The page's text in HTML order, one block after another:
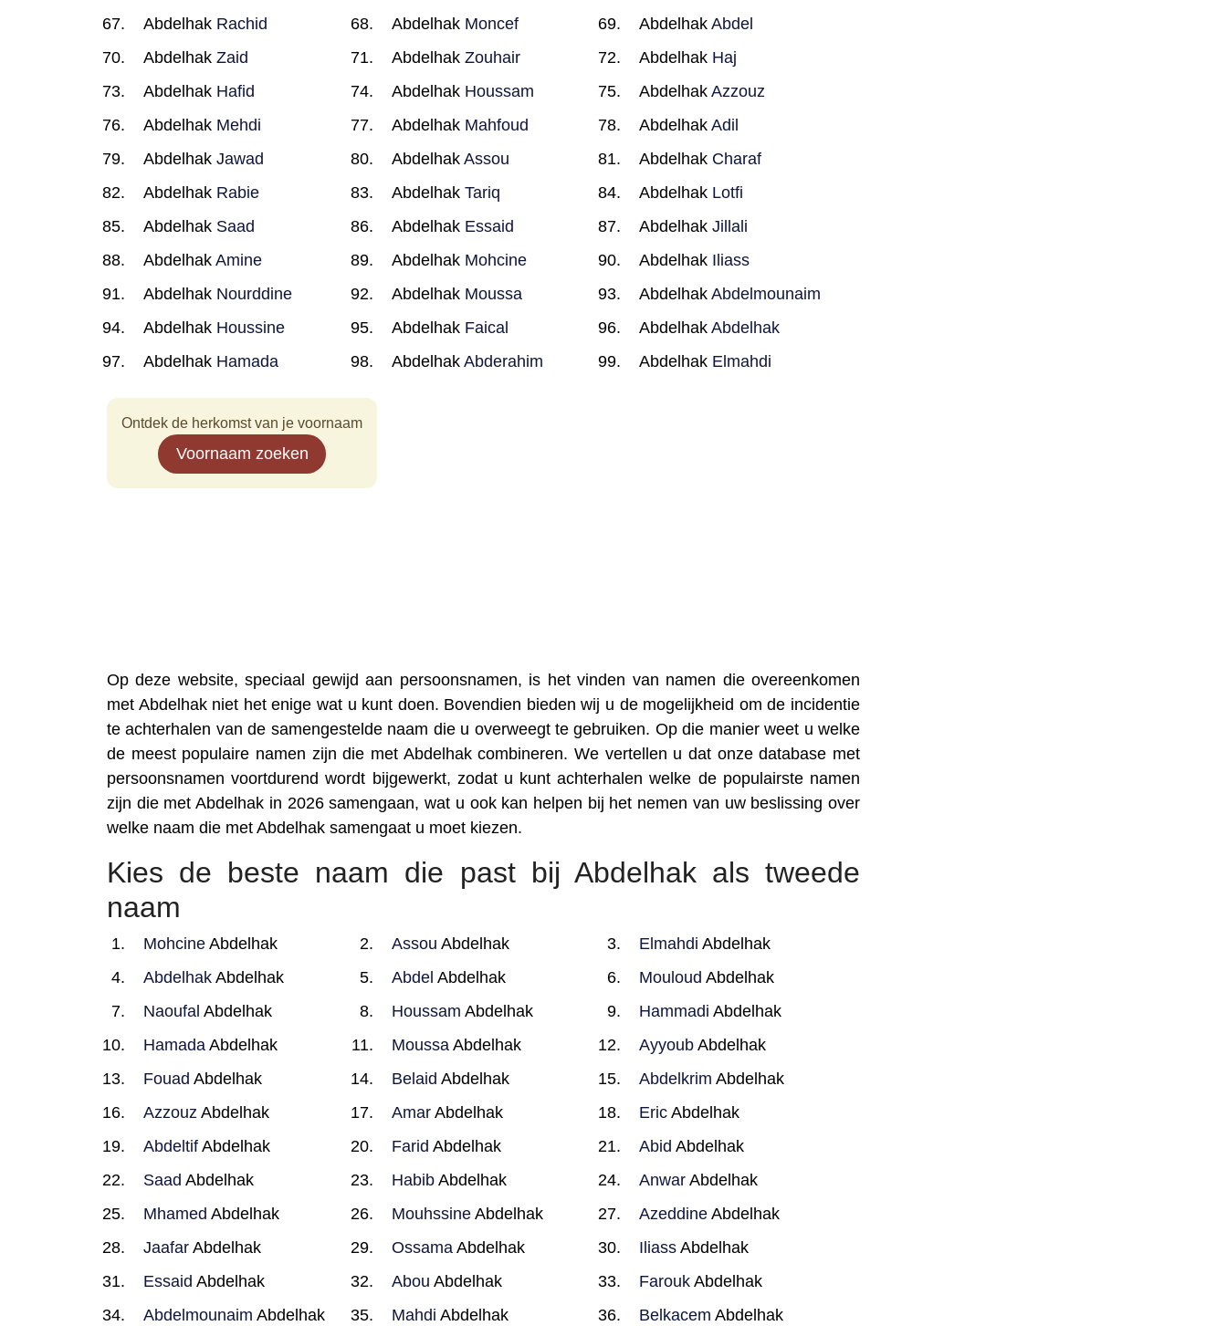
Abdelhak Rachid Abdelhak Moncef AbdelhakAbdel
Abdelhak Zaid Abdelhak Zouhair Abdelhak Haj
Abdelhak Hafid Abdelhak Houssam AbdelhakAzzouz
Abdelhak Mehdi Abdelhak Mahfoud AbdelhakAdil
Abdelhak Jawad Abdelhak Assou Abdelhak Charaf
Abdelhak Rabie Abdelhak Tariq Abdelhak Lotfi
Abdelhak Saad Abdelhak Essaid AbdelhakJillali
Abdelhak Amine Abdelhak Mohcine Abdelhak Iliass
Abdelhak Nourddine Abdelhak Moussa AbdelhakAbdelmounaim
Abdelhak Houssine Abdelhak Faical AbdelhakAbdelhak
Abdelhak Hamada Abdelhak Abderahim Abdelhak Elmahdi
Ontdek de herkomst van je voornaam
Voornaam zoeken
Op deze website, speciaal gewijd aan persoonsnamen, is het vinden van namen die overeenkomen
met Abdelhak niet het enige wat u kunt doen. Bovendien bieden wij u de mogelijkheid om de incidentie
te achterhalen van de samengestelde naam die u overweegt te gebruiken. Op die manier weet u welke
de meest populaire namen zijn die met Abdelhak combineren. We vertellen u dat onze database met
persoonsnamen voortdurend wordt bijgewerkt, zodat u kunt achterhalen welke de populairste namen
zijn die met Abdelhak in 2026 samengaan, wat u ook kan helpen bij het nemen van uw beslissing over
welke naam die met Abdelhak samengaat u moet kiezen.
Kies de beste naam die past bij Abdelhak als tweede
naam
Mohcine Abdelhak Assou Abdelhak Elmahdi Abdelhak
Abdelhak Abdelhak Abdel Abdelhak Mouloud Abdelhak
Naoufal Abdelhak Houssam Abdelhak Hammadi Abdelhak
Hamada Abdelhak MoussaAbdelhak Ayyoub Abdelhak
Fouad Abdelhak Belaid Abdelhak Abdelkrim Abdelhak
Azzouz Abdelhak AmarAbdelhak Eric Abdelhak
Abdeltif Abdelhak Farid Abdelhak Abid Abdelhak
Saad Abdelhak HabibAbdelhak Anwar Abdelhak
Mhamed Abdelhak MouhssineAbdelhak Azeddine Abdelhak
Jaafar Abdelhak OssamaAbdelhak Iliass Abdelhak
Essaid Abdelhak Abou Abdelhak Farouk Abdelhak
Abdelmounaim Abdelhak Mahdi Abdelhak Belkacem Abdelhak